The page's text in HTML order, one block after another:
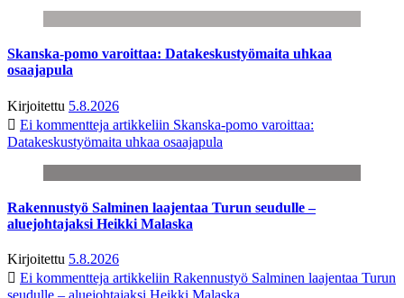
Skanska-pomo varoittaa: Datakeskustyömaita uhkaa
osaajapula
Kirjoitettu 5.8.2026
Ei kommentteja artikkeliin Skanska-pomo varoittaa:
Datakeskustyömaita uhkaa osaajapula
Rakennustyö Salminen laajentaa Turun seudulle –
aluejohtajaksi Heikki Malaska
Kirjoitettu 5.8.2026
Ei kommentteja artikkeliin Rakennustyö Salminen laajentaa Turun
seudulle – aluejohtajaksi Heikki Malaska